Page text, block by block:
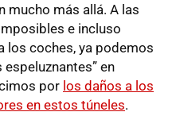
mucho más allá. A las
e incluso
los coches, ya podemos
en
por los daños a los
en estos túneles.